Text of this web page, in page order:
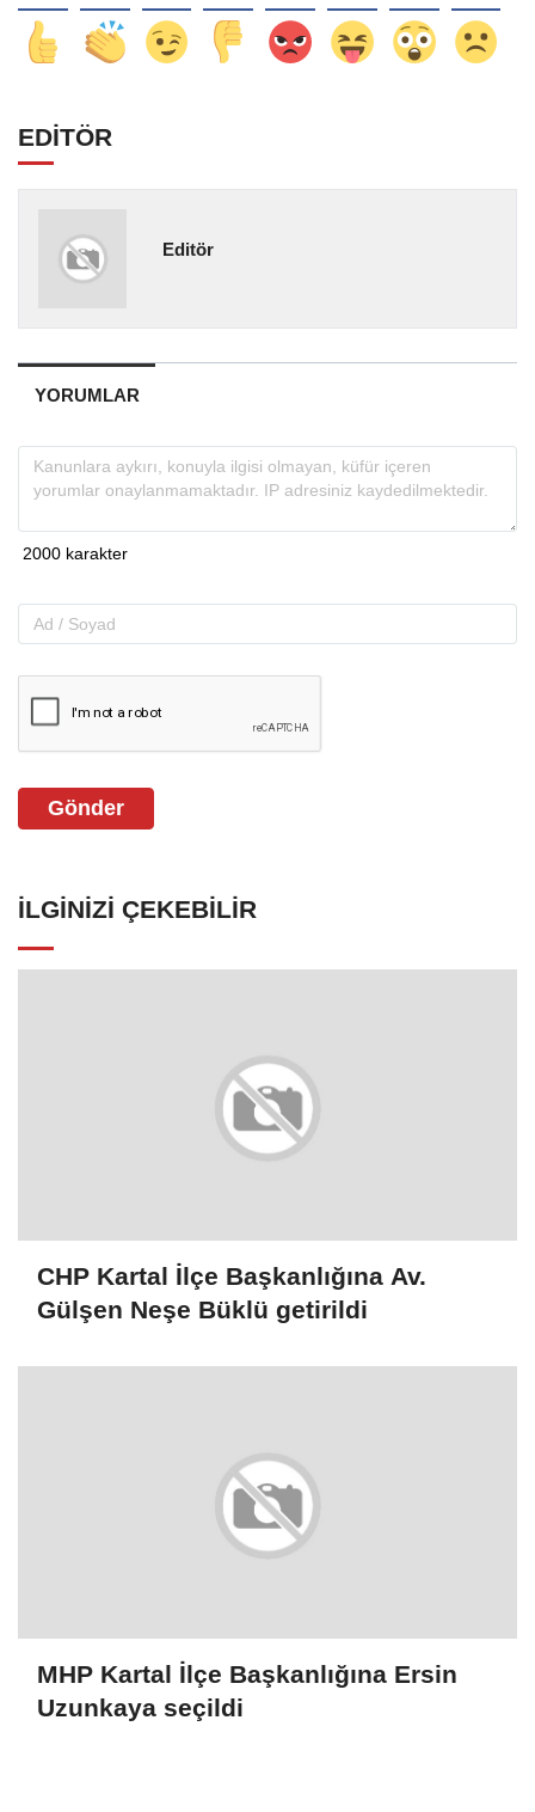
EDİTÖR
Editör
YORUMLAR
Gönder
İLGINIZI ÇEKEBILIR
CHP Kartal İlçe Başkanlığına Av.
Gülşen Neşe Büklü getirildi
MHP Kartal İlçe Başkanlığına Ersin
Uzunkaya seçildi